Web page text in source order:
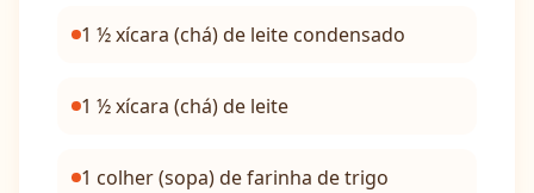
1 ½ xícara (chá) de leite condensado
1 ½ xícara (chá) de leite
1 colher (sopa) de farinha de trigo